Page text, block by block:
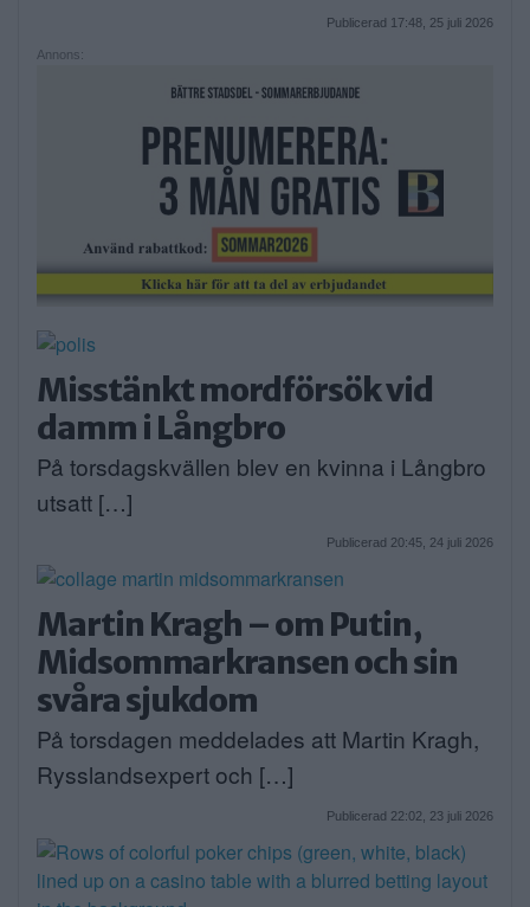
Publicerad 17:48, 25 juli 2026
Annons:
Misstänkt mordförsök vid
damm i Långbro
På torsdagskvällen blev en kvinna i Långbro
utsatt […]
Publicerad 20:45, 24 juli 2026
Martin Kragh – om Putin,
Midsommarkransen och sin
svåra sjukdom
På torsdagen meddelades att Martin Kragh,
Rysslandsexpert och […]
Publicerad 22:02, 23 juli 2026